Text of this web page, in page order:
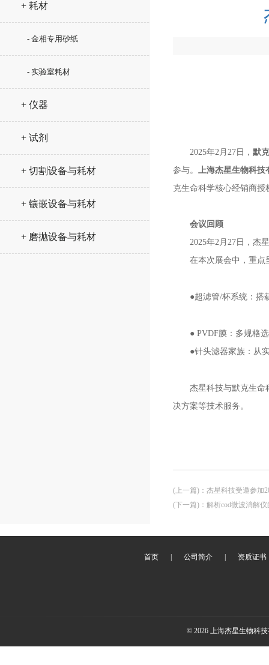
+ 耗材
- 金相专用砂纸
- 实验室耗材
+ 仪器
+ 试剂
+ 切割设备与耗材
+ 镶嵌设备与耗材
+ 磨抛设备与耗材
2025年2月27日， 默
参与。
上海杰星生物科技
克生命科学核心经销商
会议回顾
2025年2月27日，杰星
在本次展会中，重点
●超滤管/杯系统：搭载
● PVDF膜：多规格选
●针头滤器家族：从实
杰星科技与默克生命科
决方案等技术服务。
(上一篇) ： 杰星科技受邀参加
(下一篇) ： 解析cod微波消解
首页 | 公司简介 | 资质证书
© 2026 上海杰星生物科